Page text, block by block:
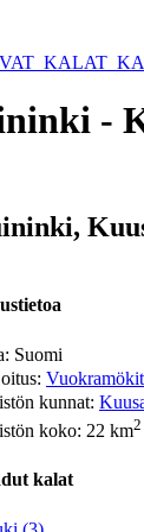
KALAT
-
Suomi
kunnat:
koko: 22 km2
kalat